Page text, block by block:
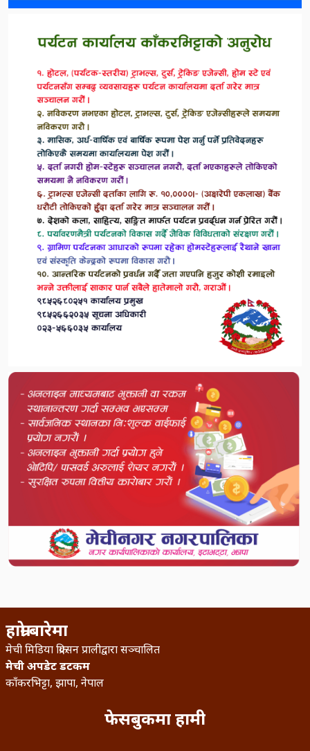
हाम्रो बारेमा
मेची मिडिया क्रिएसन प्रालीद्वारा सञ्चालित
मेची अपडेट डटकम
काँकरभिट्टा, झापा, नेपाल
फेसबुकमा हामी